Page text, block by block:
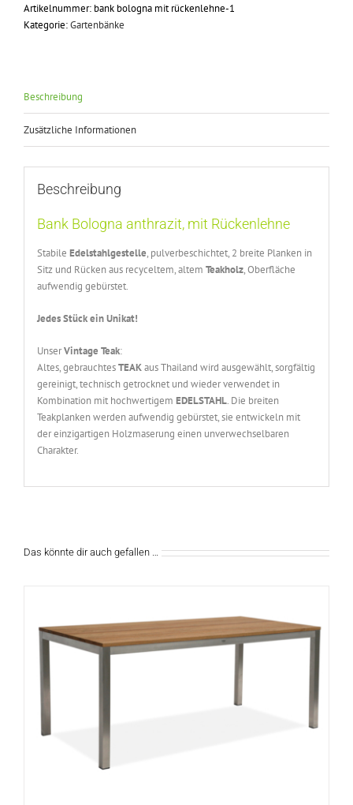
Artikelnummer: bank bologna mit rückenlehne-1
Kategorie:Gartenbänke
Beschreibung
Zusätzliche Informationen
Beschreibung
Bank Bologna anthrazit, mit Rückenlehne
Stabile Edelstahlgestelle, pulverbeschichtet, 2 breite Planken in
Sitz und Rücken aus recyceltem, altem Teakholz, Oberfläche
aufwendig gebürstet.
Jedes Stück ein Unikat!
UnserVintage Teak:
Altes, gebrauchtesTEAKaus Thailand wird ausgewählt, sorgfältig
gereinigt, technisch getrocknet und wieder verwendet in
Kombination mit hochwertigem EDELSTAHL. Die breiten
Teakplanken werden aufwendig gebürstet, sie entwickeln mit
der einzigartigen Holzmaserung einen unverwechselbaren
Charakter.
Das könnte dir auch gefallen …